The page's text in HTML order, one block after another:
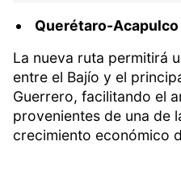
Querétaro-Acapulco
La nueva ruta permitirá
entre el Bajío y el
Guerrero, facilitando el
provenientes de una de
crecimiento económico